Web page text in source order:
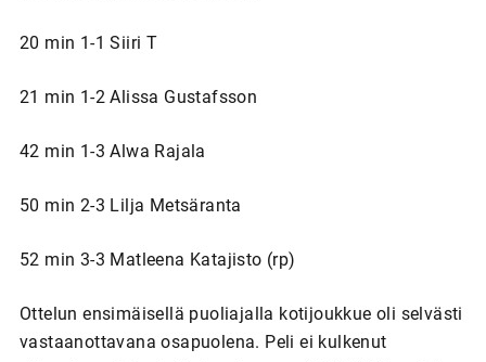
20 min 1-1 Siiri T
21 min 1-2 Alissa Gustafsson
42 min 1-3 Alwa Rajala
50 min 2-3 Lilja Metsäranta
52 min 3-3 Matleena Katajisto (rp)
Ottelun ensimäisellä puoliajalla kotijoukkue oli selvästi
vastaanottavana osapuolena. Peli ei kulkenut